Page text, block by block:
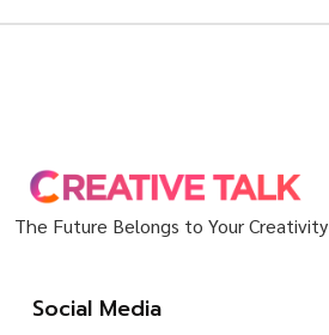
The Future Belongs to Your Creativity
Social Media